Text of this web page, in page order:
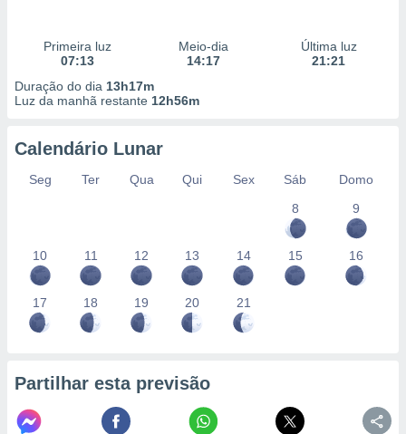
Primeira luz
07:13
Meio-dia
14:17
Última luz
21:21
Duração do dia 13h17m
Luz da manhã restante 12h56m
Calendário Lunar
Seg Ter Qua Qui Sex Sáb
Domo
8
9
10 11 12 13 14 15 16
17 18 19 20 21
Partilhar esta previsão